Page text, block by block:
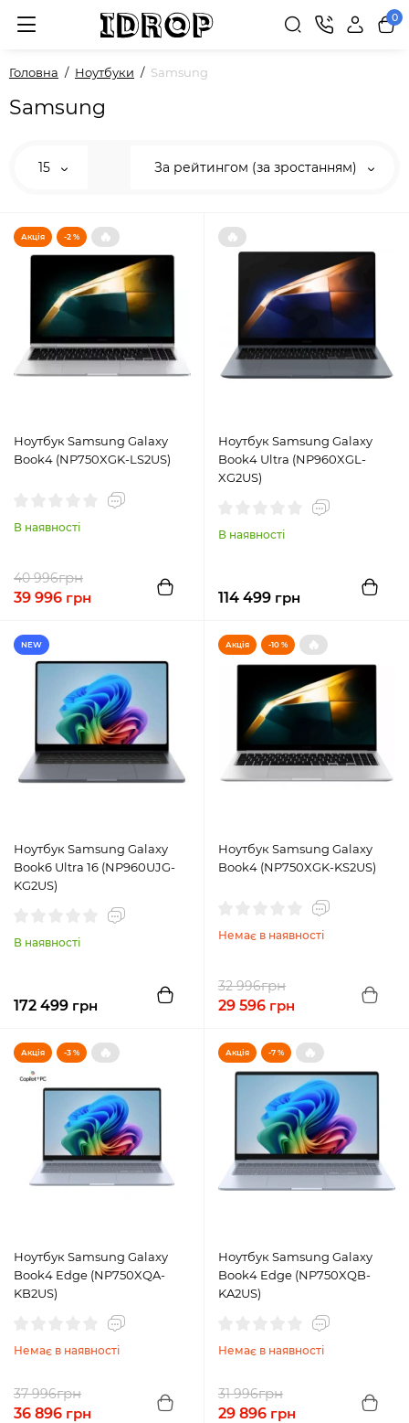
0
Головна Ноутбуки Samsung
Samsung
15 За рейтингом (за зростанням)
Акція -2 % 🔥
Ноутбук Samsung Galaxy
Book4 (NP750XGK-LS2US)
В наявності
40 996грн
39 996 грн
🔥
Ноутбук Samsung Galaxy
Book4 Ultra (NP960XGL-
XG2US)
В наявності
114 499 грн
NEW
Ноутбук Samsung Galaxy
Book6 Ultra 16 (NP960UJG-
KG2US)
В наявності
172 499 грн
Акція -10 % 🔥
Ноутбук Samsung Galaxy
Book4 (NP750XGK-KS2US)
Немає в наявності
32 996грн
29 596 грн
Акція -3 % 🔥
Ноутбук Samsung Galaxy
Book4 Edge (NP750XQA-
KB2US)
Немає в наявності
37 996грн
36 896 грн
Акція -7 % 🔥
Ноутбук Samsung Galaxy
Book4 Edge (NP750XQB-
KA2US)
Немає в наявності
31 996грн
29 896 грн